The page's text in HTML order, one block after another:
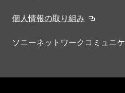
個人情報の取り組み
ソニーネットワークコミュニ